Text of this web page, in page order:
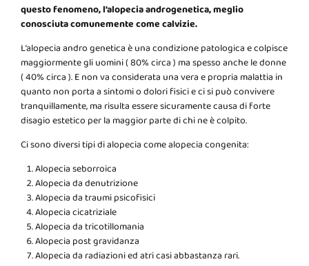
questo fenomeno, l’alopecia androgenetica, meglio
conosciuta comunemente come calvizie.
L’alopecia andro genetica è una condizione patologica e colpisce
maggiormente gli uomini ( 80% circa ) ma spesso anche le donne
( 40% circa ). E non va considerata una vera e propria malattia in
quanto non porta a sintomi o dolori fisici e ci si può convivere
tranquillamente, ma risulta essere sicuramente causa di forte
disagio estetico per la maggior parte di chi ne è colpito.
Ci sono diversi tipi di alopecia come alopecia congenita:
Alopecia seborroica
Alopecia da denutrizione
Alopecia da traumi psicofisici
Alopecia cicatriziale
Alopecia da tricotillomania
Alopecia post gravidanza
Alopecia da radiazioni ed atri casi abbastanza rari.